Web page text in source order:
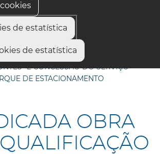
de estatística
de estatística
DE REQUALIFICAÇÃO DO LARGO DO
E CONCESSÃO DO SERVIÇO
DE ESTACIONAMENTO
OBRA